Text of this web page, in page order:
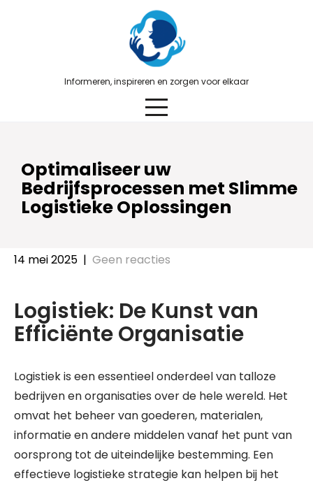
Informeren, inspireren en zorgen voor elkaar
Optimaliseer uw
Bedrijfsprocessen met Slimme
Logistieke Oplossingen
14 mei 2025 | Geen reacties
Logistiek: De Kunst van
Efficiënte Organisatie
Logistiek is een essentieel onderdeel van talloze
bedrijven en organisaties over de hele wereld. Het
omvat het beheer van goederen, materialen,
informatie en andere middelen vanaf het punt van
oorsprong tot de uiteindelijke bestemming. Een
effectieve logistieke strategie kan helpen bij het